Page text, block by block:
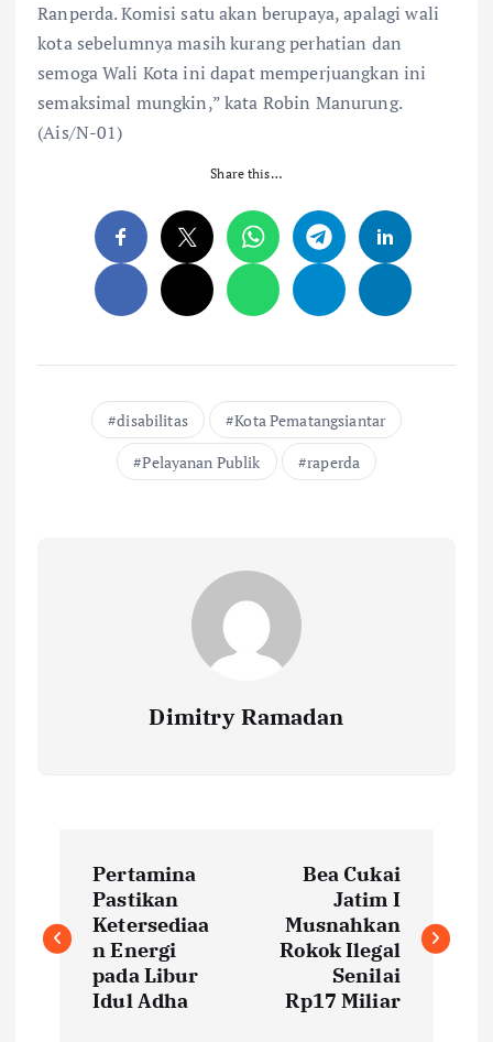
Ranperda. Komisi satu akan berupaya, apalagi wali
kota sebelumnya masih kurang perhatian dan
semoga Wali Kota ini dapat memperjuangkan ini
semaksimal mungkin,” kata Robin Manurung.
(Ais/N-01)
Share this…
disabilitas
Kota Pematangsiantar
Pelayanan Publik
raperda
Dimitry Ramadan
o
s
Pertamina
Pastikan
Ketersediaa
n Energi
pada Libur
Idul Adha
Bea Cukai
Jatim I
Musnahkan
Rokok Ilegal
Senilai
Rp17 Miliar